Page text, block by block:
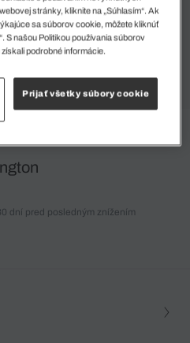
dní pred posledným znížením
stránky, kliknite na „Súhlasím“. Ak
sa súborov cookie, môžete kliknúť
S našou Politikou používania súborov
podrobné informácie.
Prijať všetky súbory cookie